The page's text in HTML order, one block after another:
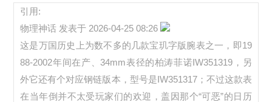
引用:
物理神话 发表于 2026-04-25 08:26
这是万国历史上为数不多的几款宝玑字版腕表之一，即19
88-2002年间在产、34mm表径的柏涛菲诺IW351319，另
外它还有个对应钢链版本，型号是IW351317；不过这款表
在当年倒并不太受玩家们的欢迎，盖因那个“可恶”的日历